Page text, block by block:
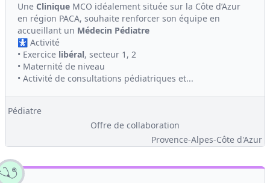
Une Clinique MCO idéalement située sur la Côte d’Azur
en région PACA, souhaite renforcer son équipe en
accueillant un Médecin Pédiatre
🚼 Activité
• Exercice libéral, secteur 1, 2
• Maternité de niveau
• Activité de consultations pédiatriques et...
Pédiatre
Offre de collaboration
Provence-Alpes-Côte d'Azur